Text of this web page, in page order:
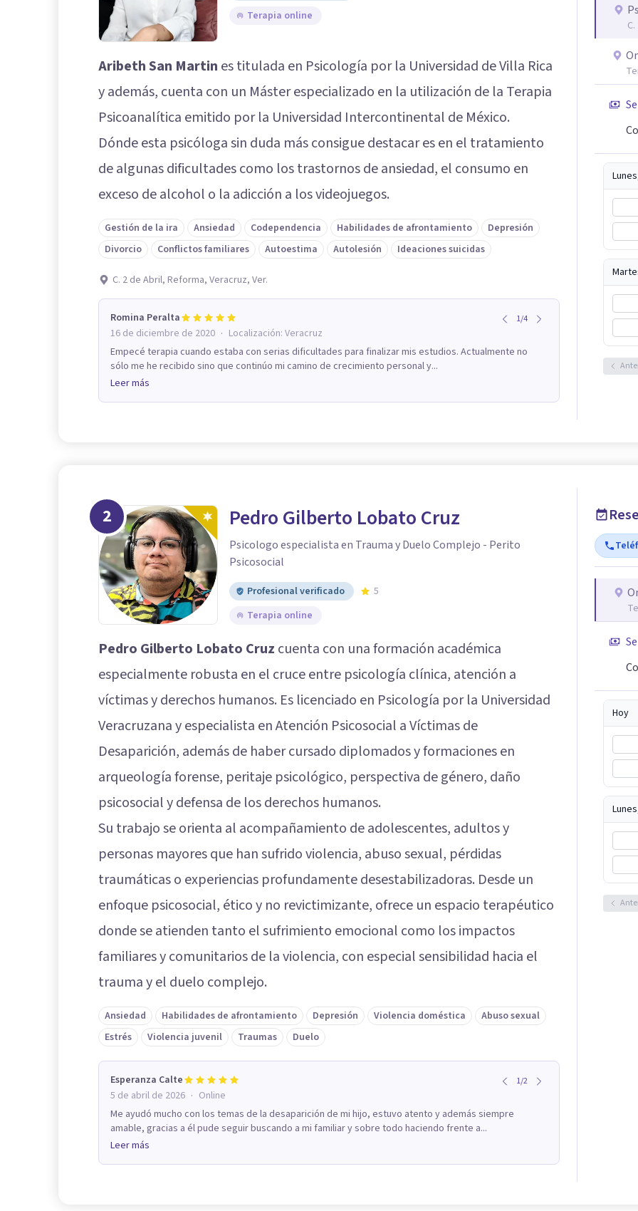
Terapia online
Aribeth San Martin es titulada en Psicología por la Universidad de Villa Rica
y además, cuenta con un Máster especializado en la utilización de la Terapia
Psicoanalítica emitido por la Universidad Intercontinental de México.
Dónde esta psicóloga sin duda más consigue destacar es en el tratamiento
de algunas dificultades como los trastornos de ansiedad, el consumo en
exceso de alcohol o la adicción a los videojuegos.
Gestión de la ira Ansiedad Codependencia Habilidades de afrontamiento
Depresión
Divorcio
Conflictos familiares Autoestima Autolesión Ideaciones suicidas
C. 2 de Abril, Reforma, Veracruz, Ver.
Romina Peralta 1/4
16 de diciembre de 2020 · Localización: Veracruz
Empecé terapia cuando estaba con serias dificultades para finalizar mis estudios. Actualmente no
sólo me he recibido sino que continúo mi camino de crecimiento personal y...
Leer más
2 Pedro Gilberto Lobato Cruz
Psicologo especialista en Trauma y Duelo Complejo - Perito
Psicosocial
Profesional verificado
5
Terapia online
Pedro Gilberto Lobato Cruz cuenta con una formación académica
especialmente robusta en el cruce entre psicología clínica, atención a
víctimas y derechos humanos. Es licenciado en Psicología por la Universidad
Veracruzana y especialista en Atención Psicosocial a Víctimas de
Desaparición, además de haber cursado diplomados y formaciones en
arqueología forense, peritaje psicológico, perspectiva de género, daño
psicosocial y defensa de los derechos humanos.
Su trabajo se orienta al acompañamiento de adolescentes, adultos y
personas mayores que han sufrido violencia, abuso sexual, pérdidas
traumáticas o experiencias profundamente desestabilizadoras. Desde un
enfoque psicosocial, ético y no revictimizante, ofrece un espacio terapéutico
donde se atienden tanto el sufrimiento emocional como los impactos
familiares y comunitarios de la violencia, con especial sensibilidad hacia el
trauma y el duelo complejo.
Ansiedad Habilidades de afrontamiento Depresión Violencia doméstica
Abuso sexual
Estrés
Violencia juvenil Traumas Duelo
Esperanza Calte 1/2
5 de abril de 2026 · Online
Me ayudó mucho con los temas de la desaparición de mi hijo, estuvo atento y además siempre
amable, gracias a él pude seguir buscando a mi familiar y sobre todo haciendo frente a...
Leer más
Hoy